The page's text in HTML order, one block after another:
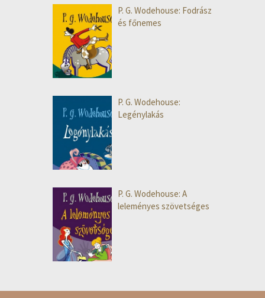
P. G. Wodehouse: Fodrász
és főnemes
P. G. Wodehouse:
Legénylakás
P. G. Wodehouse: A
leleményes szövetséges